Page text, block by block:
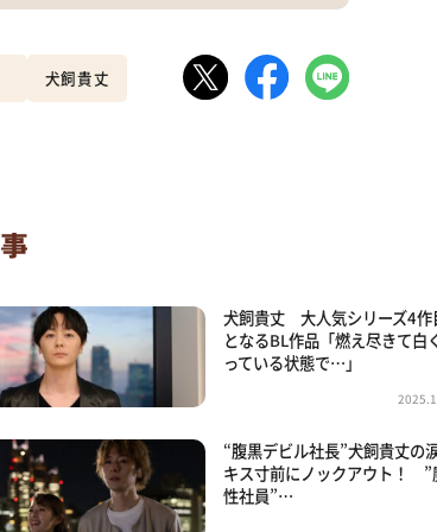
犬飼貴丈
犬飼貴丈 大人気シリーズ4作
となるBL作品「燃え尽きて白
っている状態で…」
“腹黒デビル社長”犬飼貴丈の
キス寸前にノックアウト！ ”
性社員”…